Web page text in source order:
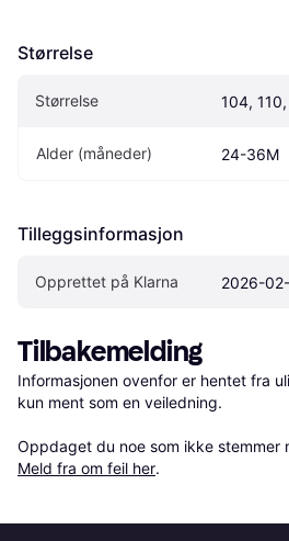
Størrelse
Størrelse 104,
Alder (måneder) 24-36M
Tilleggsinformasjon
Opprettet på Klarna 2026-
Tilbakemelding
Informasjonen ovenfor er hentet fra
kun ment som en veiledning.
Oppdaget du noe som ikke
Meld fra om feil her.